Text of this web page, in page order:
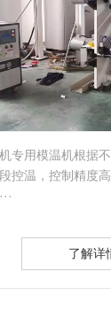
机根据不同的涂
控制精度高，控温